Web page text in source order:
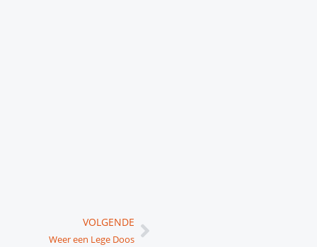
VOLGENDE
Weer een Lege Doos
Volgende